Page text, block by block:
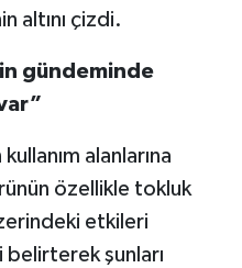
altını çizdi.
gündeminde
alanlarına
özellikle tokluk
etkileri
şunları